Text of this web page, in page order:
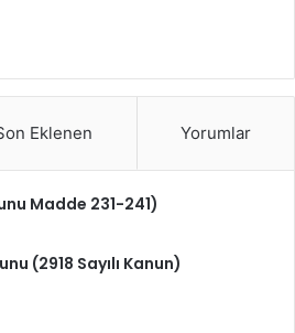
Eklenen Yorumlar
Madde 231-241)
(2918 Sayılı Kanun)